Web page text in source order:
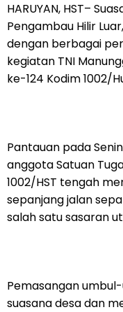
HARUYAN, HST–
Pengambau Hilir
dengan berbagai
kegiatan TNI
ke-124 Kodim 1002/
Pantauan pada
anggota Satuan
1002/HST tengah
sepanjang jalan
salah satu sasaran
Pemasangan
suasana desa dan